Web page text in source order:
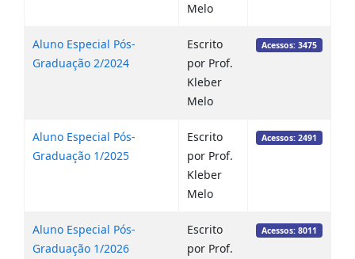
Melo
Aluno Especial Pós-
Graduação 2/2024
Escrito
por Prof.
Kleber
Melo
Acessos: 3475
Aluno Especial Pós-
Graduação 1/2025
Escrito
por Prof.
Kleber
Melo
Acessos: 2491
Aluno Especial Pós-
Graduação 1/2026
Escrito
por Prof.
Acessos: 8011